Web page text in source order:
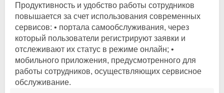
Продуктивность и удобство работы сотрудников
повышается за счет использования современных
сервисов: • портала самообслуживания, через
который пользователи регистрируют заявки и
отслеживают их статус в режиме онлайн; •
мобильного приложения, предусмотренного для
работы сотрудников, осуществляющих сервисное
обслуживание.